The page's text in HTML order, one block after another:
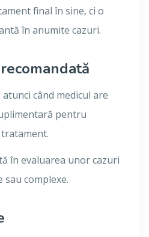
final în sine, ci o
în anumite cazuri.
când medicul are
pentru
în evaluarea unor cazuri
complexe.